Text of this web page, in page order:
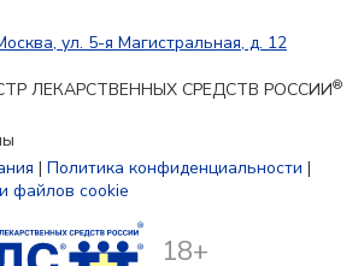
ул. 5-я Магистральная, д. 12
ЛЕКАРСТВЕННЫХ СРЕДСТВ РОССИИ®
| Политика конфиденциальности |
файлов cookie
18+